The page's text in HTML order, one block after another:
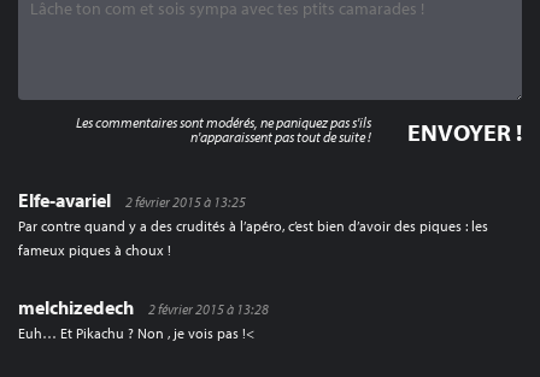
Elfe-avariel
2 février 2015 à 13:25
Par contre quand y a des crudités à l’apéro, c’est bien d’avoir des piques : les
fameux piques à choux !
melchizedech
2 février 2015 à 13:28
Euh… Et Pikachu ? Non , je vois pas !<
Les commentaires sont modérés, ne paniquez pas s'ils
n'apparaissent pas tout de suite !